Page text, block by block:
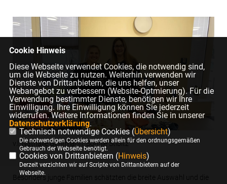
v.l. Nathalie Gehrmann, Sophie Stibitz
Besonders junge Familien schätzten die breite Auswahl und die
Cookie Hinweis
Diese Webseite verwendet Cookies, die notwendig sind,
um die Webseite zu nutzen. Weiterhin verwenden wir
Dienste von Drittanbietern, die uns helfen, unser
Webangebot zu verbessern (Website-Optmierung). Für die
Verwendung bestimmter Dienste, benötigen wir Ihre
Einwilligung. Ihre Einwilligung können Sie jederzeit
widerrufen. Weitere Informationen finden Sie in unserer
Datenschutzerklärung.
Technisch notwendige Cookies (Übersicht)
Die notwendigen Cookies werden allein für den ordnungsgemäßen
Gebrauch der Webseite benötigt.
Cookies von Drittanbietern (Hinweis)
Derzeit verzichten wir auf Scripte von Drittanbietern auf der
Webseite.